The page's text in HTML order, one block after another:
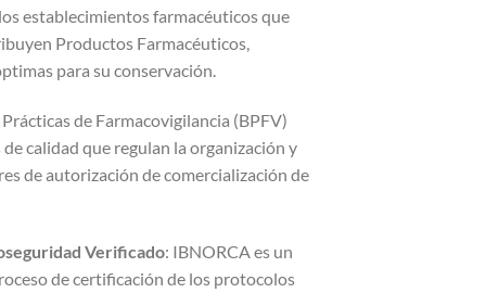
establecimientos farmacéuticos que
Productos Farmacéuticos,
para su conservación.
de Farmacovigilancia (BPFV)
calidad que regulan la organización y
de autorización de comercialización de
Verificado: IBNORCA es un
de certificación de los protocolos